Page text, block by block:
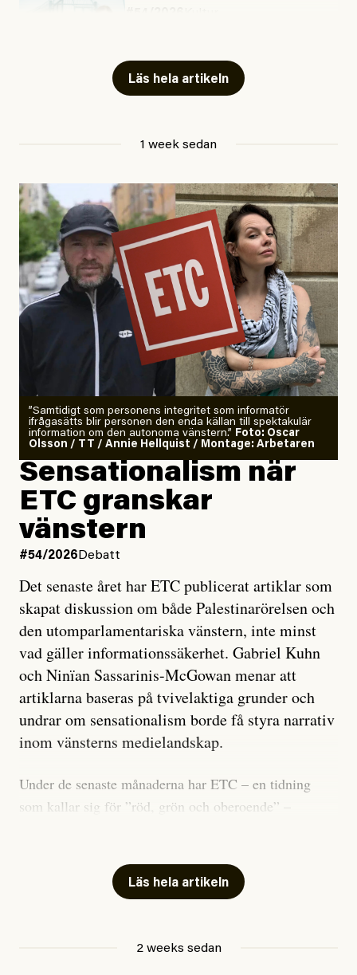
Läs hela artikeln
1 week sedan
”Samtidigt som personens integritet som informatör
ifrågasätts blir personen den enda källan till spektakulär
information om den autonoma vänstern.” Foto: Oscar
Olsson / TT / Annie Hellquist / Montage: Arbetaren
Sensationalism när
ETC granskar
vänstern
#54/2026 Debatt
Det senaste året har ETC publicerat artiklar som
skapat diskussion om både Palestinarörelsen och
den utomparlamentariska vänstern, inte minst
vad gäller informationssäkerhet. Gabriel Kuhn
och Ninïan Sassarinis-McGowan menar att
artiklarna baseras på tvivelaktiga grunder och
undrar om sensationalism borde få styra narrativ
inom vänsterns medielandskap.
Under de senaste månaderna har ETC – en tidning
som kallar sig för ”röd, grön och oberoende” –
skriver för? Vad betyder det att vara en ”röd, grön och
oberoende” tidning? Och vad är egentligen bra
Läs hela artikeln
2 weeks sedan